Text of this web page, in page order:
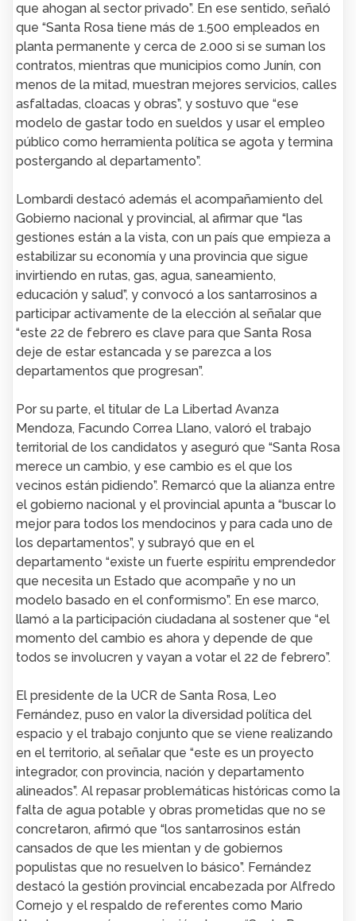
que ahogan al sector privado”. En ese sentido, señaló
que “Santa Rosa tiene más de 1.500 empleados en
planta permanente y cerca de 2.000 si se suman los
contratos, mientras que municipios como Junín, con
menos de la mitad, muestran mejores servicios, calles
asfaltadas, cloacas y obras”, y sostuvo que “ese
modelo de gastar todo en sueldos y usar el empleo
público como herramienta política se agota y termina
postergando al departamento”.
Lombardi destacó además el acompañamiento del
Gobierno nacional y provincial, al afirmar que “las
gestiones están a la vista, con un país que empieza a
estabilizar su economía y una provincia que sigue
invirtiendo en rutas, gas, agua, saneamiento,
educación y salud”, y convocó a los santarrosinos a
participar activamente de la elección al señalar que
“este 22 de febrero es clave para que Santa Rosa
deje de estar estancada y se parezca a los
departamentos que progresan”.
Por su parte, el titular de La Libertad Avanza
Mendoza, Facundo Correa Llano, valoró el trabajo
territorial de los candidatos y aseguró que “Santa Rosa
merece un cambio, y ese cambio es el que los
vecinos están pidiendo”. Remarcó que la alianza entre
el gobierno nacional y el provincial apunta a “buscar lo
mejor para todos los mendocinos y para cada uno de
los departamentos”, y subrayó que en el
departamento “existe un fuerte espíritu emprendedor
que necesita un Estado que acompañe y no un
modelo basado en el conformismo”. En ese marco,
llamó a la participación ciudadana al sostener que “el
momento del cambio es ahora y depende de que
todos se involucren y vayan a votar el 22 de febrero”.
El presidente de la UCR de Santa Rosa, Leo
Fernández, puso en valor la diversidad política del
espacio y el trabajo conjunto que se viene realizando
en el territorio, al señalar que “este es un proyecto
integrador, con provincia, nación y departamento
alineados”. Al repasar problemáticas históricas como la
falta de agua potable y obras prometidas que no se
concretaron, afirmó que “los santarrosinos están
cansados de que les mientan y de gobiernos
populistas que no resuelven lo básico”. Fernández
destacó la gestión provincial encabezada por Alfredo
Cornejo y el respaldo de referentes como Mario